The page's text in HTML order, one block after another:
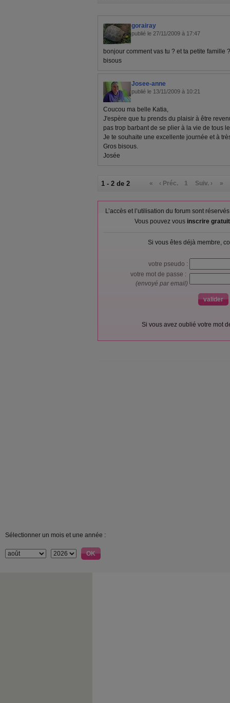
gorairay
publié le 27/11/2009 à 17:47
bonjour comment vas tu ? et ta petite famille
bisous
Josee-anne
publié le 13/11/2009 à 10:21
Coucou ma belle Katia,
J'espère que tu prends du plaisir à être
pas trop barbant de se plier à la vie de tous
Je te souhaite une excellente journée et à
Gros bisous.
Josée
1 - 2 de 2 « ‹ Préc. 1 Suiv. › »
L’accès et l’utilisation du forum sont
Vous pouvez vous inscrire
Si vous êtes déjà membre,
votre pseudo :
votre mot de passe :
(envoyé par email)
Si vous avez oublié votre mot
Sélectionner un mois et une année :